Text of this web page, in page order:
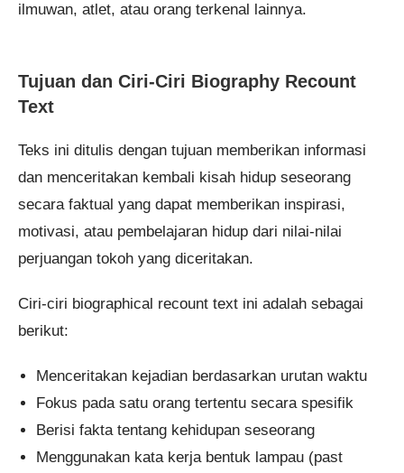
ilmuwan, atlet, atau orang terkenal lainnya.
Tujuan dan Ciri-Ciri Biography Recount
Text
Teks ini ditulis dengan tujuan memberikan informasi
dan menceritakan kembali kisah hidup seseorang
secara faktual yang dapat memberikan inspirasi,
motivasi, atau pembelajaran hidup dari nilai-nilai
perjuangan tokoh yang diceritakan.
Ciri-ciri biographical recount text ini adalah sebagai
berikut:
Menceritakan kejadian berdasarkan urutan waktu
Fokus pada satu orang tertentu secara spesifik
Berisi fakta tentang kehidupan seseorang
Menggunakan kata kerja bentuk lampau (past